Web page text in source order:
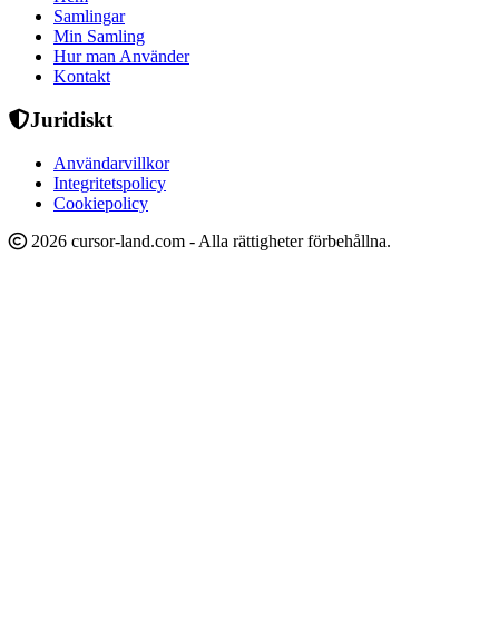
Samlingar
Min Samling
Hur man Använder
Kontakt
Juridiskt
Användarvillkor
Integritetspolicy
Cookiepolicy
2026 cursor-land.com - Alla rättigheter förbehållna.